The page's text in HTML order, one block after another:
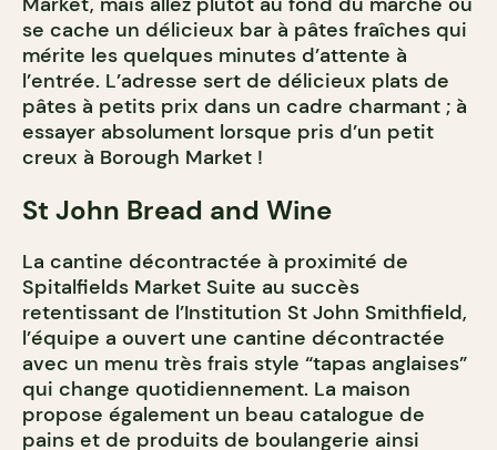
se cache un délicieux bar à pâtes fraîches qui
mérite les quelques minutes d’attente à
l’entrée. L’adresse sert de délicieux plats de
pâtes à petits prix dans un cadre charmant ; à
essayer absolument lorsque pris d’un petit
creux à Borough Market !
St John Bread and Wine
La cantine décontractée à proximité de
Spitalfields Market Suite au succès
retentissant de l’Institution St John Smithfield,
l’équipe a ouvert une cantine décontractée
avec un menu très frais style “tapas anglaises”
qui change quotidiennement. La maison
propose également un beau catalogue de
pains et de produits de boulangerie ainsi